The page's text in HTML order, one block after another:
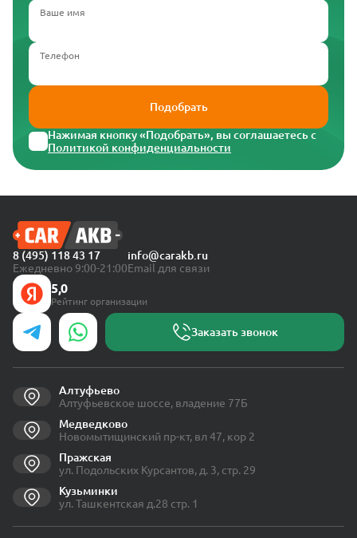
Ваше имя
Телефон
Подобрать
Нажимая кнопку «Подобрать», вы соглашаетесь с
Политикой конфиденциальности
8 (495) 118 43 17
Ежедневно 9:00-21:00
info@carakb.ru
Email для связи
5,0
Рейтинг организации
Заказать звонок
Алтуфьево
Алтуфьевское шоссе, владение 77Б
Медведково
Новомытищинский пр-кт, вл 47, кор 2
Пражская
ул. Подольских Курсантов, д. 3, стр. 29
Кузьминки
ул. Ташкентская д.28 стр. 1